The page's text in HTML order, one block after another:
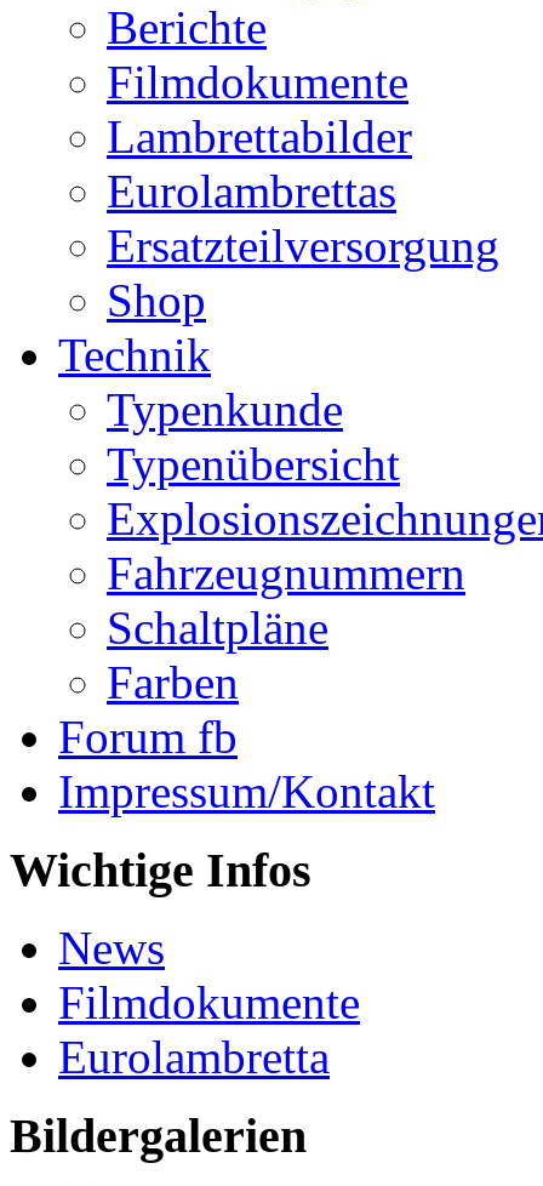
Berichte
Filmdokumente
Lambrettabilder
Eurolambrettas
Ersatzteilversorgung
Shop
Technik
Typenkunde
Typenübersicht
Fahrzeugnummern
Schaltpläne
Farben
Forum fb
Impressum/Kontakt
Wichtige Infos
News
Filmdokumente
Eurolambretta
Bildergalerien